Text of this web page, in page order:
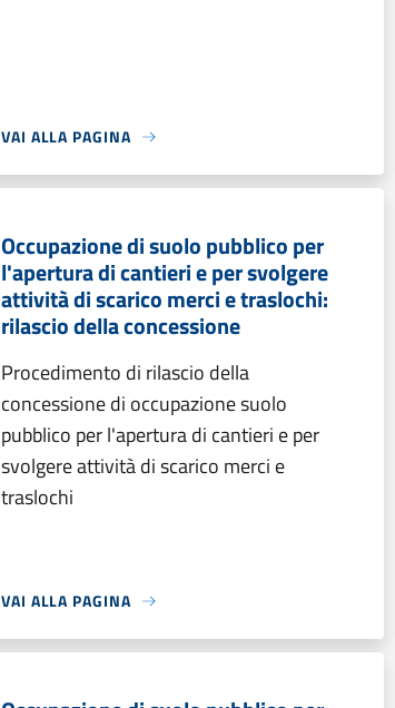
VAI ALLA PAGINA
Occupazione di suolo pubblico per
l'apertura di cantieri e per svolgere
attività di scarico merci e traslochi:
rilascio della concessione
Procedimento di rilascio della
concessione di occupazione suolo
pubblico per l'apertura di cantieri e per
svolgere attività di scarico merci e
traslochi
VAI ALLA PAGINA